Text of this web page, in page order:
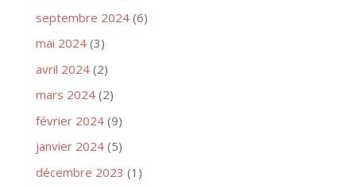
septembre 2024(6)
mai 2024(3)
avril 2024(2)
mars 2024(2)
février 2024(9)
janvier 2024(5)
décembre 2023 (1)